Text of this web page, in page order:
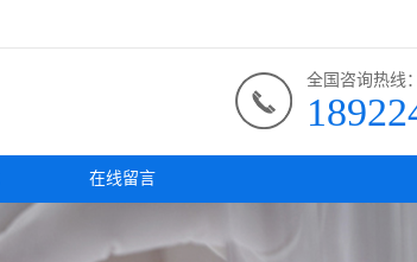
全国咨询热线：
在线留言